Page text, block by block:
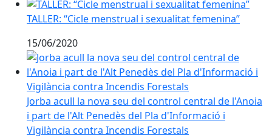
TALLER: “Cicle menstrual i sexualitat femenina”
TALLER: “Cicle menstrual i sexualitat femenina”
15/06/2020
Jorba acull la nova seu del control central de l'Anoia
Jorba acull la nova seu del control central de l'Anoia
i part de l'Alt Penedès del Pla d'Informació i
Vigilància contra Incendis Forestals